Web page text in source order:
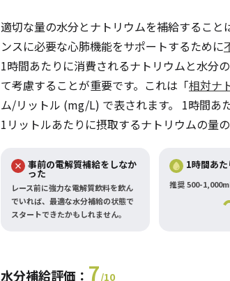
適切な量の水分とナトリウムを補給するこ
ンスに必要な心肺機能をサポートするために
1時間あたりに消費されるナトリウムと水分
て考慮することが重要です。これは「相対ナ
ム/リットル (mg/L) で表されます。 1時間あ
1リットルあたりに摂取するナトリウムの量の
事前の電解質補給をしなか
った
レース前に強力な電解質飲料を飲ん
でいれば、最適な水分補給の状態で
スタートできたかもしれません。
1時間あ
推奨 500-
水分補給評価： 7/10